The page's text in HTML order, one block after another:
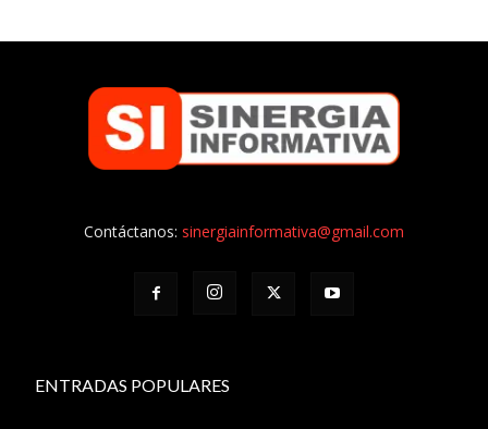
Contáctanos: sinergiainformativa@gmail.com
ENTRADAS POPULARES